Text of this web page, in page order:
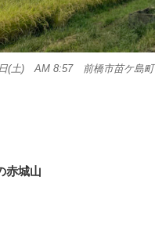
(土) AM 8:57 前橋市苗ケ島町
赤城山